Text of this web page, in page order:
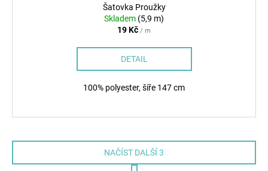
Šatovka Proužky
Skladem (5,9 m)
19 Kč / m
DETAIL
100% polyester, šíře 147 cm
NAČÍST DALŠÍ 3